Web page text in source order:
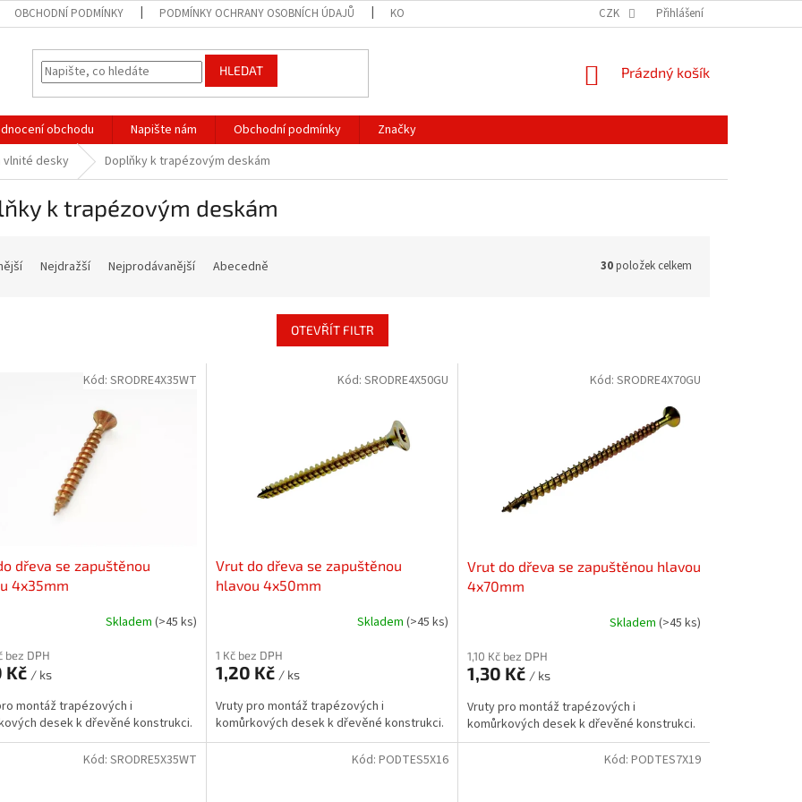
OBCHODNÍ PODMÍNKY PODMÍNKY OCHRANY OSOBNÍCH ÚDAJŮ KONTAKTY NOVINKY
CZK Přihlášení
HLEDAT
NÁKUPNÍ
Prázdný košík
obchodu Napište nám Obchodní podmínky
Značky
vlnité desky Doplňky k trapézovým deskám
k trapézovým deskám
Nejdražší Nejprodávanější Abecedně 30položek celkem
OTEVŘÍT FILTR
dřeva se zapuštěnou
4x35mm
Skladem (>45 ks)
bez DPH
Kč / ks
montáž trapézových i
desek k dřevěné konstrukci.
Kód: SRODRE4X35WT
Vrut do dřeva se zapuštěnou
hlavou 4x50mm
Skladem (>45 ks)
1 Kč bez DPH
1,20 Kč / ks
Vruty pro montáž trapézových i
komůrkových desek k dřevěné konstrukci.
Kód: SRODRE4X50GU
Vrut do dřeva se zapuštěnou hlavou
4x70mm
Skladem (>45 ks)
1,10 Kč bez DPH
1,30 Kč / ks
Vruty pro montáž trapézových i
komůrkových desek k dřevěné konstrukci.
Kód: SRODRE4X70GU
Kód: SRODRE5X35WT Kód: PODTES5X16 Kód: PODTES7X19